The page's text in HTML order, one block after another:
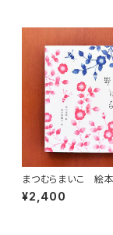
まつむらまいこ 絵本
¥2,400